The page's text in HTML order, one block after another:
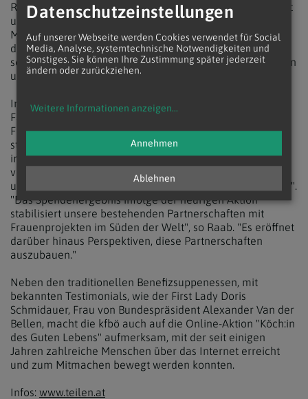
Rechte auf, steht ihnen bei, wenn sie in Not geraten, berät
und begleitet sie, wenn sie Opfer von Gewalt und
Missbrauch werden und kümmert sich um ihre
daheimgebliebenen Kinder. Die Frauen von MMCEAI
setzen sich zudem für die Rechte von Arbeitsmigrantinnen
und mehr Zukunftschancen für sie und ihre Kinder ein.
Im vergangenen Jahr konnten durch die "Aktion
Familienfasttag" über 1,6 Millionen Euro für
Frauenprojekte im Süden gesammelt werden. Die
stellvertretende kfbö-Vorsitzende Anna Raab nannte dies
in einer Aussendung zum Abschluss der Aktion im
vergangenen Jahr "ein beachtliches Zeichen
ungebrochener Solidarität mit Frauen im Globalen Süden".
"Das Spendenergebnis infolge der heurigen Aktion
stabilisiert unsere bestehenden Partnerschaften mit
Frauenprojekten im Süden der Welt", so Raab. "Es eröffnet
darüber hinaus Perspektiven, diese Partnerschaften
auszubauen."
Neben den traditionellen Benefizsuppenessen, mit
bekannten Testimonials, wie der First Lady Doris
Schmidauer, Frau von Bundespräsident Alexander Van der
Bellen, macht die kfbö auch auf die Online-Aktion "Köch:in
des Guten Lebens" aufmerksam, mit der seit einigen
Jahren zahlreiche Menschen über das Internet erreicht
und zum Mitmachen bewegt werden konnten.
Infos: www.teilen.at
Datenschutzeinstellungen
Auf unserer Webseite werden Cookies verwendet für Social
Media, Analyse, systemtechnische Notwendigkeiten und
Sonstiges. Sie können Ihre Zustimmung später jederzeit
ändern oder zurückziehen.
Weitere Informationen anzeigen...
Ablehnen
Annehmen